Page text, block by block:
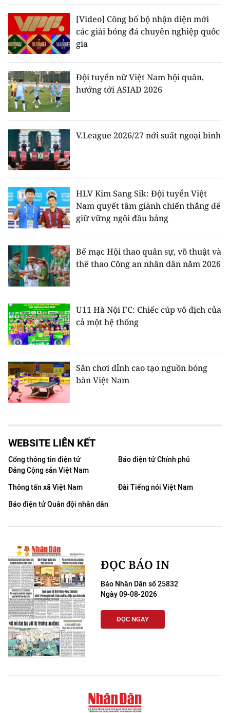
[Video] Công bố bộ nhận diện mới
các giải bóng đá chuyên nghiệp quốc
gia
Đội tuyển nữ Việt Nam hội quân,
hướng tới ASIAD 2026
V.League 2026/27 nới suất ngoại binh
HLV Kim Sang Sik: Đội tuyển Việt
Nam quyết tâm giành chiến thắng để
giữ vững ngôi đầu bảng
Bế mạc Hội thao quân sự, võ thuật và
thể thao Công an nhân dân năm 2026
U11 Hà Nội FC: Chiếc cúp vô địch của
cả một hệ thống
Sân chơi đỉnh cao tạo nguồn bóng
bàn Việt Nam
WEBSITE LIÊN KẾT
Cổng thông tin điện tử
Đảng Cộng sản Việt Nam
Báo điện tử Chính phủ
Thông tấn xã Việt Nam
Đài Tiếng nói Việt Nam
Báo điện tử Quân đội nhân dân
ĐỌC BÁO IN
Báo Nhân Dân số 25832
Ngày 09-08-2026
ĐỌC NGAY